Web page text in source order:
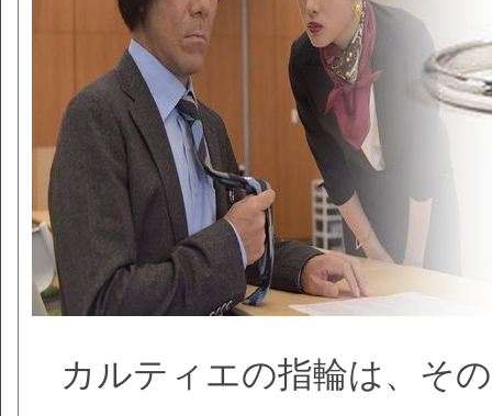
カルティエの指輪は、そ